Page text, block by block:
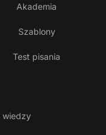
Akademia
Szablony
Test pisania
wiedzy